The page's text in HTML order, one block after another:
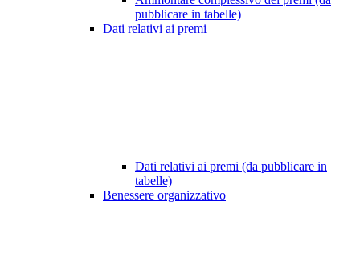
pubblicare in tabelle)
Dati relativi ai premi
Dati relativi ai premi (da pubblicare in
tabelle)
Benessere organizzativo